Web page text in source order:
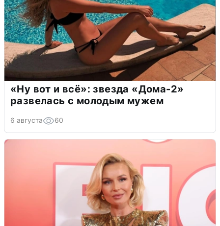
«Ну вот и всё»: звезда «Дома-2»
развелась с молодым мужем
6 августа 60